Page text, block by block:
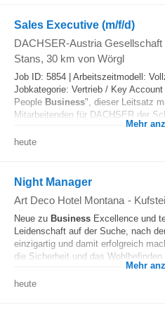
Sales Executive (m/f/d)
DACHSER-Austria Gesellschaft
Stans, 30 km von Wörgl
Job ID: 5854 | Arbeitszeitmodell:
Jobkategorie: Vertrieb / Key Account
People Business", dieser Leitsatz
Mitarbeitenden für DACHSER der
Mehr
heute
Night Manager
Art Deco Hotel Montana -
Neue zu Business Excellence und
Leidenschaft auf der Suche, nach
einzigartig und damit erfolgreich
die Sicherheit und das Wohlbefinden
Mehr
heute